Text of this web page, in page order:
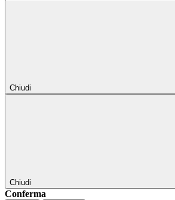
Chiudi
Chiudi
Conferma